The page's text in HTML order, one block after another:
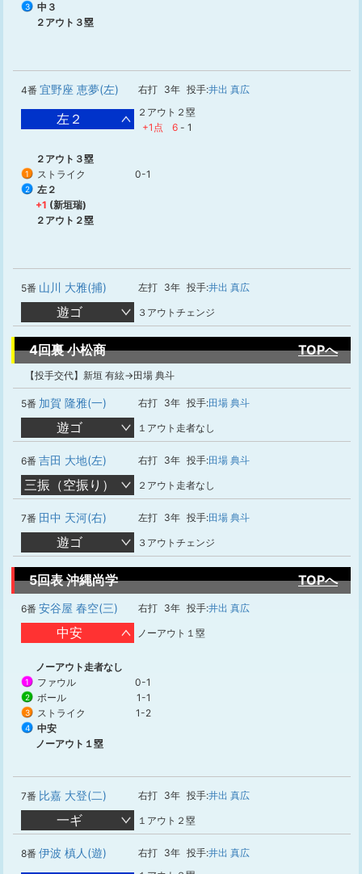
3
中３
２アウト３塁
4番 宜野座 恵夢(左) 右打 3年 投手:井出 真広
左２
２アウト２塁
+1点
6 - 1
２アウト３塁
1 ストライク 0-1
2
左２
+1 (新垣瑞)
２アウト２塁
5番 山川 大雅(捕) 左打 3年 投手:井出 真広
遊ゴ ３アウトチェンジ
4回裏 小松商 TOPへ
【投手交代】新垣 有絃→田場 典斗
5番 加賀 隆雅(一) 右打 3年 投手:田場 典斗
遊ゴ １アウト走者なし
6番 吉田 大地(左) 右打 3年 投手:田場 典斗
三振（空振り） ２アウト走者なし
7番 田中 天河(右) 左打 3年 投手:田場 典斗
遊ゴ ３アウトチェンジ
5回表 沖縄尚学 TOPへ
6番 安谷屋 春空(三) 右打 3年 投手:井出 真広
中安 ノーアウト１塁
ノーアウト走者なし
1 ファウル 0-1
2 ボール 1-1
3 ストライク 1-2
4
中安
ノーアウト１塁
7番 比嘉 大登(二) 右打 3年 投手:井出 真広
一ギ １アウト２塁
8番 伊波 槙人(遊) 右打 3年 投手:井出 真広